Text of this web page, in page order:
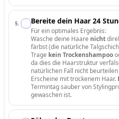
5. Bereite dein Haar 24
Für ein optimales Ergebnis:
Wasche deine Haare nicht
färbst (die natürliche
Trage kein Trockenshampoo
da dies die Haarstruktur
natürlichen Fall nicht
Erscheine mit trockenem Haar.
Termintag sauber von
gewaschen ist.